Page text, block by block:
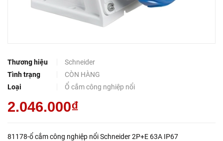
Thương hiệu
Schneider
Tình trạng
CÒN HÀNG
Loại
Ổ cắm công nghiệp nổi
2.046.000₫
81178-ổ cắm công nghiệp nổi Schneider 2P+E 63A IP67